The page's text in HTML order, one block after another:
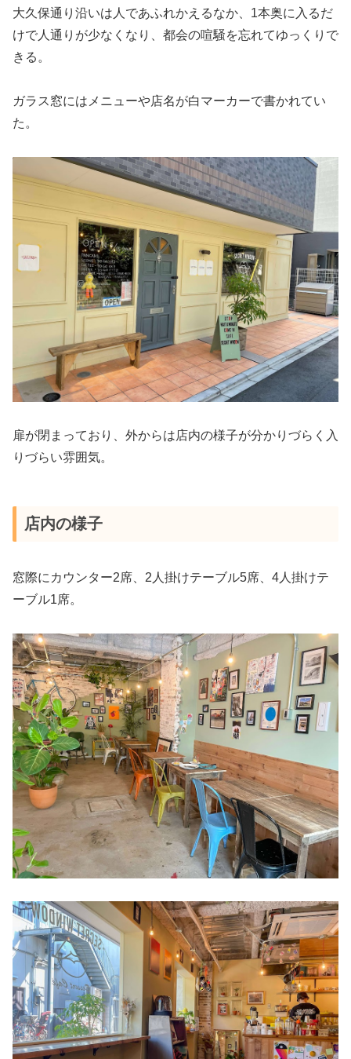
大久保通り沿いは人であふれかえるなか、1本奥に入るだ
けで人通りが少なくなり、都会の喧騒を忘れてゆっくりで
きる。
ガラス窓にはメニューや店名が白マーカーで書かれてい
た。
扉が閉まっており、外からは店内の様子が分かりづらく入
りづらい雰囲気。
店内の様子
窓際にカウンター2席、2人掛けテーブル5席、4人掛けテ
ーブル1席。